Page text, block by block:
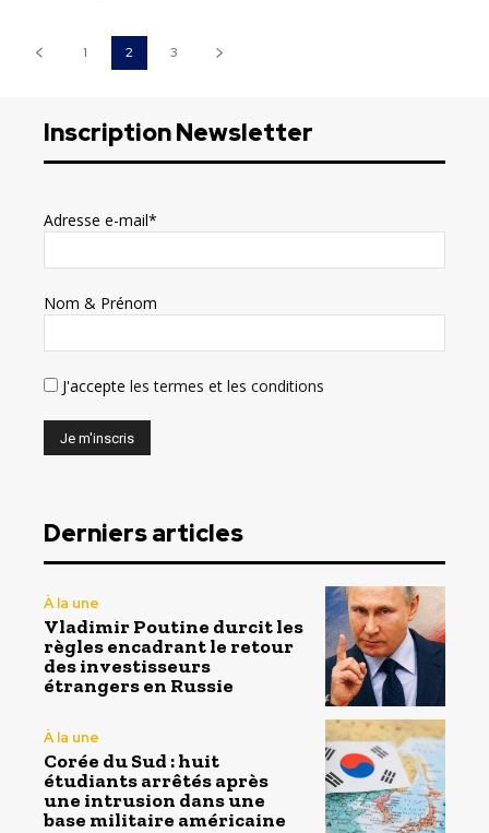
1 2 3
Inscription Newsletter
Adresse e-mail*
Nom & Prénom
J'accepte les termes et les conditions
Derniers articles
À la une
Vladimir Poutine durcit les
règles encadrant le retour
des investisseurs
étrangers en Russie
À la une
Corée du Sud : huit
étudiants arrêtés après
une intrusion dans une
base militaire américaine